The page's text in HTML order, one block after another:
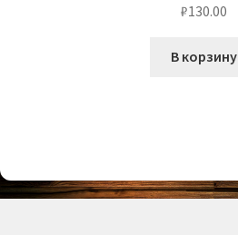
₽130.00
В корзину